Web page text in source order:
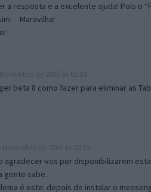
a resposta e a excelente ajuda! Pois o
Maravilha!
beta 8 como fazer para eliminar as
agradecer-vos por disponibilizarem
gente sabe.
é este: depois de instalar o